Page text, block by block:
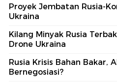
Proyek Jembatan Rusia-
Ukraina
Kilang Minyak Rusia
Drone Ukraina
Rusia Krisis Bahan Bakar,
Bernegosiasi?